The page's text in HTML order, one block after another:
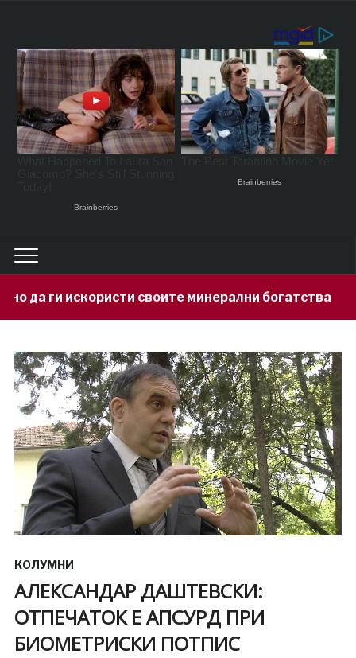
своите минерални богатства 6 hours ago
КОЛУМНИ
АЛЕКСАНДАР ДАШТЕВСКИ:
ОТПЕЧАТОК Е АПСУРД ПРИ
БИОМЕТРИСКИ ПОТПИС